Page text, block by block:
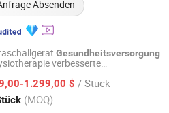
Absenden
Gesundheitsversorgung
verbesserte
1.299,00 $ / Stück
(MOQ)
Co., Ltd.
Seit 2023